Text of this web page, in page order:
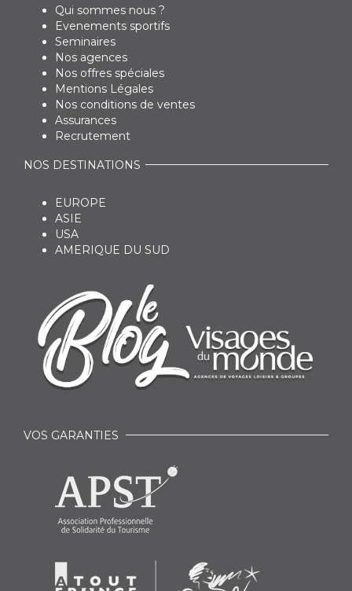
Qui sommes nous ?
Evenements sportifs
Seminaires
Nos agences
Nos offres spéciales
Mentions Légales
Nos conditions de ventes
Assurances
Recrutement
NOS DESTINATIONS
EUROPE
ASIE
USA
AMERIQUE DU SUD
VOS GARANTIES